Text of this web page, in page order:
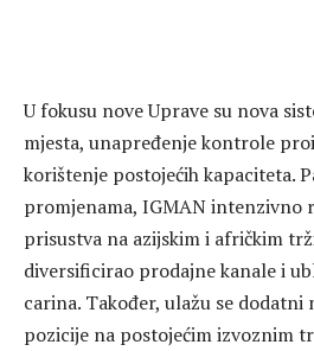
U fokusu nove Uprave su nova
mjesta, unapređenje kontrole
korištenje postojećih kapaciteta.
promjenama, IGMAN intenzivno
prisustva na azijskim i afričkim
diversificirao prodajne kanale i
carina. Također, ulažu se dodatni
pozicije na postojećim izvoznim